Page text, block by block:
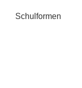
Schulformen